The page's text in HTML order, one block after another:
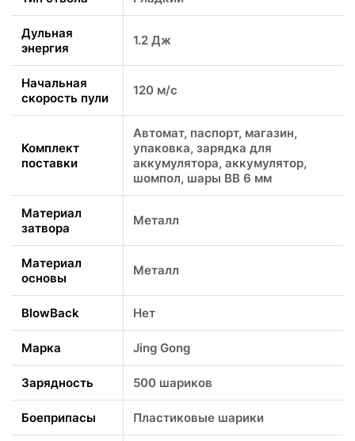
Дульная
энергия
1.2 Дж
Начальная
скорость пули
120 м/с
Комплект
поставки
Автомат, паспорт, магазин,
упаковка, зарядка для
аккумулятора, аккумулятор,
шомпол, шары ВВ 6 мм
Материал
затвора
Металл
Материал
основы
Металл
BlowBack Нет
Марка Jing Gong
Зарядность 500 шариков
Боеприпасы Пластиковые шарики